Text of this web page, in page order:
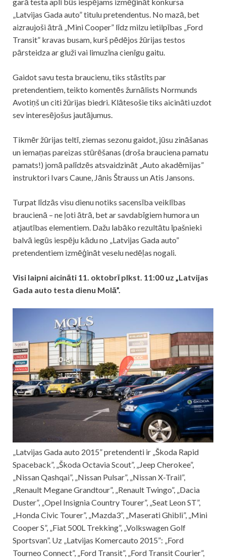
„Latvijas Gada auto” titulu pretendentus. No mazā, bet
aizraujoši ātrā „Mini Cooper” līdz milzu ietilpības „Ford
Transit” kravas busam, kurš pēdējos žūrijas testos
pārsteidza ar gluži vai limuzīna cienīgu gaitu.
Gaidot savu testa braucienu, tiks stāstīts par
pretendentiem, teikto komentēs žurnālists Normunds
Avotiņš un citi žūrijas biedri. Klātesošie tiks aicināti uzdot
sev interesējošus jautājumus.
Tikmēr žūrijas teltī, ziemas sezonu gaidot, jūsu zināšanas
un iemaņas pareizas stūrēšanas (droša brauciena pamatu
pamats!) jomā palīdzēs atsvaidzināt „Auto akadēmijas”
instruktori Ivars Caune, Jānis Štrauss un Atis Jansons.
Turpat līdzās visu dienu notiks sacensība veiklības
braucienā – ne ļoti ātrā, bet ar savdabīgiem humora un
atjautības elementiem. Dažu labāko rezultātu īpašnieki
balvā iegūs iespēju kādu no „Latvijas Gada auto”
pretendentiem izmēģināt veselu nedēļas nogali.
Visi laipni aicināti 11. oktobrī plkst. 11:00 uz „Latvijas
Gada auto testa dienu Molā”.
„Latvijas Gada auto 2015” pretendenti ir „Škoda Rapid
Spaceback”, „Škoda Octavia Scout”, „Jeep Cherokee”,
„Nissan Qashqai”, „Nissan Pulsar”, „Nissan X-Trail”,
„Renault Megane Grandtour”, „Renault Twingo”, „Dacia
Duster”, „Opel Insignia Country Tourer”, „Seat Leon ST”,
„Honda Civic Tourer”, „Mazda3”, „Maserati Ghibli”, „Mini
Cooper S”, „Fiat 500L Trekking”, „Volkswagen Golf
Sportsvan”. Uz „Latvijas Komercauto 2015”: „Ford
Tourneo Connect”, „Ford Transit”, „Ford Transit Courier”,